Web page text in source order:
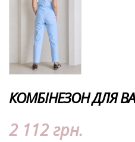
КОМБІНЕЗОН ДЛЯ
2 112 грн.